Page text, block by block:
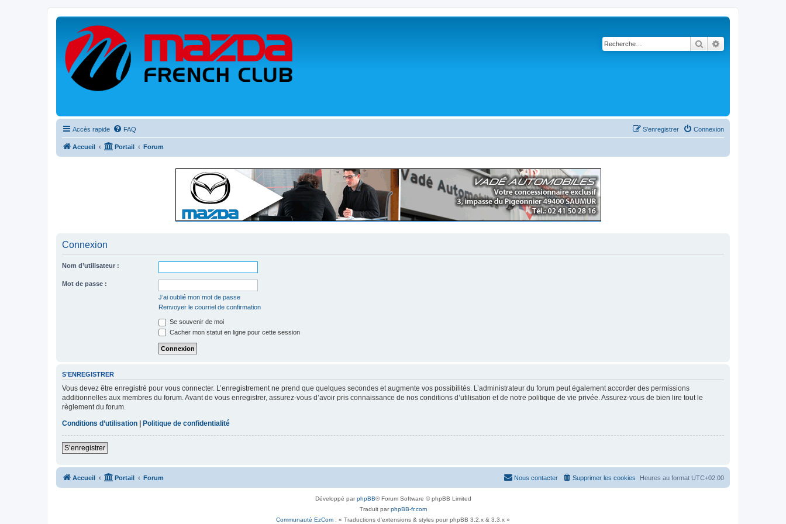
Rechercher
Accès rapide FAQ Connexion
S’enregistrer
Accueil Portail Forum
Connexion
Nom d’utilisateur :
Mot de passe :
J’ai oublié mon mot de passe
Renvoyer le courriel de confirmation
Se souvenir de moi
Cacher mon statut en ligne pour cette session
S’ENREGISTRER
Vous devez être enregistré pour vous connecter. L’enregistrement ne prend que quelques secondes et augmente vos possibilités. L’administrateur du forum peut également accorder des permissions
additionnelles aux membres du forum. Avant de vous enregistrer, assurez-vous d’avoir pris connaissance de nos conditions d’utilisation et de notre politique de vie privée. Assurez-vous de bien lire tout le
règlement du forum.
Conditions d’utilisation | Politique de confidentialité
S’enregistrer
Accueil Portail Forum Heures au format UTC+02:00
Supprimer les cookies
Nous contacter
Développé parphpBB® Forum Software © phpBB Limited
Traduit parphpBB-fr.com
Communauté EzCom : « Traductions d'extensions & styles pour phpBB 3.2.x & 3.3.x »